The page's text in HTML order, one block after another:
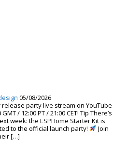
05/08/2026
release party live stream on YouTube
/ 12:00 PT / 21:00 CET! Tip There’s
week: the ESPHome Starter Kit is
to the official launch party!
Join
[…]